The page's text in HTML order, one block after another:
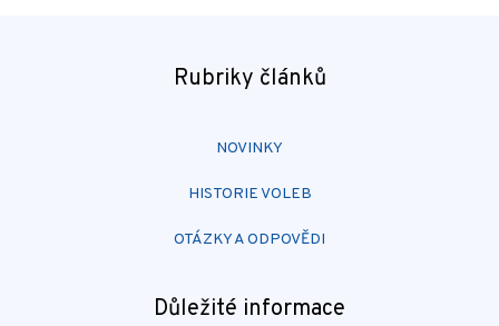
Rubriky článků
NOVINKY
HISTORIE VOLEB
OTÁZKY A ODPOVĚDI
Důležité informace